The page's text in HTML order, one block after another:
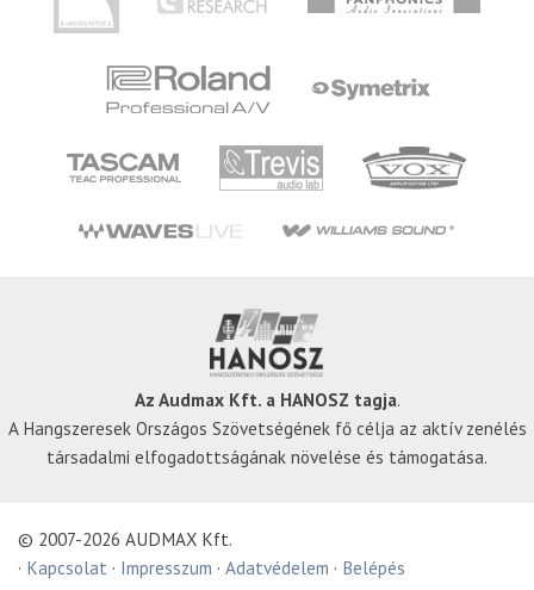
Az Audmax Kft. a HANOSZ tagja.
A Hangszeresek Országos Szövetségének fő célja az aktív zenélés
társadalmi elfogadottságának növelése és támogatása.
© 2007-2026 AUDMAX Kft.
· Kapcsolat · Impresszum · Adatvédelem · Belépés